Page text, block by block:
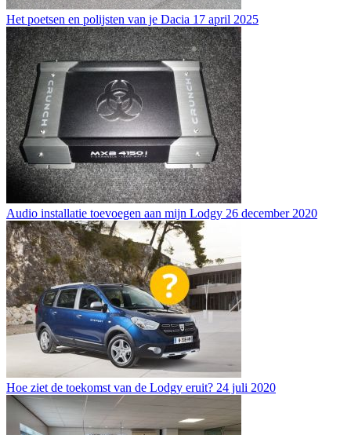
Het poetsen en polijsten van je Dacia 17 april 2025
Audio installatie toevoegen aan mijn Lodgy 26 december 2020
Hoe ziet de toekomst van de Lodgy eruit? 24 juli 2020